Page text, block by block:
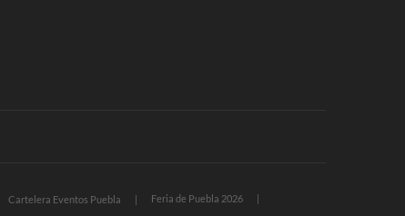
Cartelera Eventos Puebla
Feria de Puebla 2026